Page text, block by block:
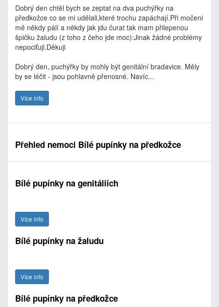
Dobrý den chtěl bych se zeptat na dva puchýřky na
předkožce co se mi udělali,které trochu zapáchají.Při močeni
mě někdy pálí a někdy jak jdu čurat tak mam přilepenou
špičku žaludu (z toho z čeho jde moc):Jinak žádné problémy
nepociťuji.Děkuji
Dobrý den, puchýřky by mohly být genitální bradavice. Měly
by se léčit - jsou pohlavně přenosné. Navíc...
Více info
Přehled nemoci Bílé pupínky na předkožce
Bílé pupínky na genitáliích
Více info
Bílé pupínky na žaludu
Více info
Bílé pupínky na předkožce